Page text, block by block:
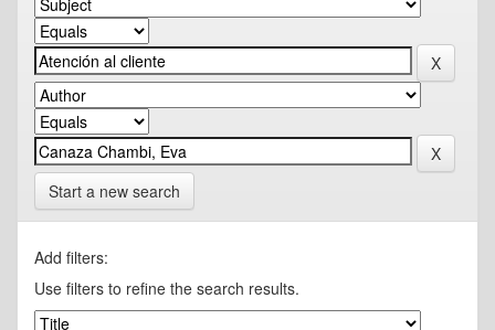
Start a new search
Add filters:
Use filters to refine the search results.